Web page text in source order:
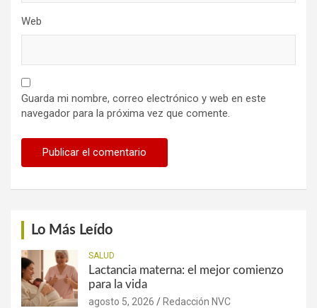
Web
Guarda mi nombre, correo electrónico y web en este
navegador para la próxima vez que comente.
Lo Más Leído
SALUD
Lactancia materna: el mejor comienzo
para la vida
agosto 5, 2026 Redacción NVC